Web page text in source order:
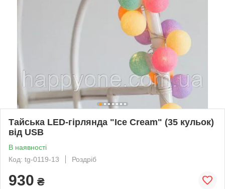
Тайська LED-гірлянда "Ice Cream" (35 кульок)
від USB
В наявності
Код: tg-0119-13
Роздріб
930 ₴